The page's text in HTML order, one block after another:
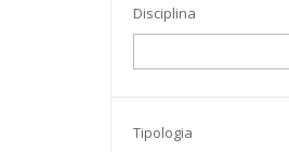
Disciplina
Tipologia